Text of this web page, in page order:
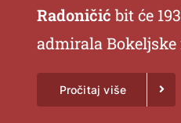
Radoničićbit će
admirala
Pročitaj više